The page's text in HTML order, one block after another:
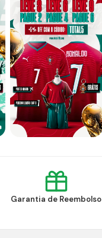
Garantia de Reembolso